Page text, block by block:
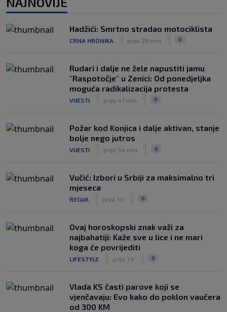
River Plate napravio veliki posao:
Reprezentativac Argentine stigao iz
Hadžići: Smrtno stradao motociklista
CRNA HRONIKA prije 28 min 0
Rudari i dalje ne žele napustiti jamu
"Raspotočje" u Zenici: Od ponedjeljka
moguća radikalizacija protesta
VIJESTI prije 47 min 0
Požar kod Konjica i dalje aktivan, stanje
bolje nego jutros
VIJESTI prije 54 min 0
Vučić: Izbori u Srbiji za maksimalno tri
mjeseca
REGIJA prije 1 h 0
Ovaj horoskopski znak važi za
najbahatiji: Kaže sve u lice i ne mari
koga će povrijediti
LIFESTYLE prije 1 h 0
Vlada KS časti parove koji se
vjenčavaju: Evo kako do poklon vaučera
od 300 KM